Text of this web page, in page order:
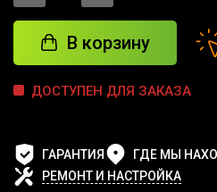
В корзину
ДОСТУПЕН ДЛЯ ЗАКАЗА
ГАРАНТИЯ
ГДЕ МЫ
РЕМОНТ И НАСТРОЙКА